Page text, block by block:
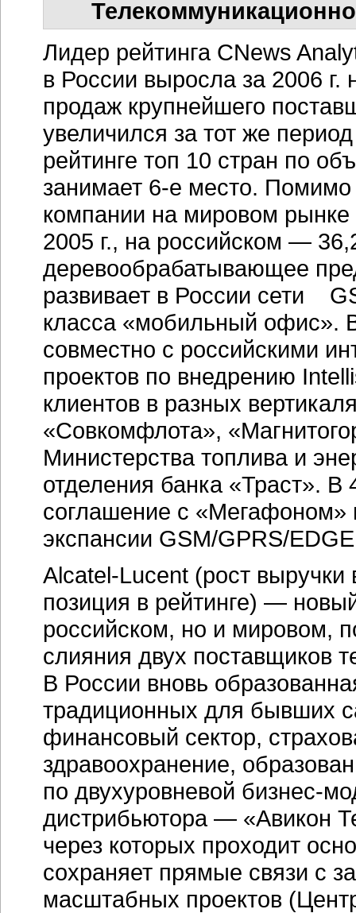
Лидер рейтинга CNews
в России выросла за 2006
продаж крупнейшего
увеличился за тот же
рейтинге топ 10 стран по
занимает 6-е место.
компании на мировом рынке
2005 г., на российском —
деревообрабатывающее
развивает в России сети
класса «мобильный офис».
совместно с российскими
проектов по внедрению
клиентов в разных
«Совкомфлота»,
Министерства топлива и
отделения банка «Траст». В
соглашение с «Мегафоном»
экспансии GSM/GPRS/
Alcatel-Lucent (рост
позиция в рейтинге) —
российском, но и мировом,
слияния двух поставщиков
В России вновь
традиционных для бывших
финансовый сектор,
здравоохранение,
по двухуровневой бизнес-
дистрибьютора — «Авикон
через которых проходит
сохраняет прямые связи с
масштабных проектов